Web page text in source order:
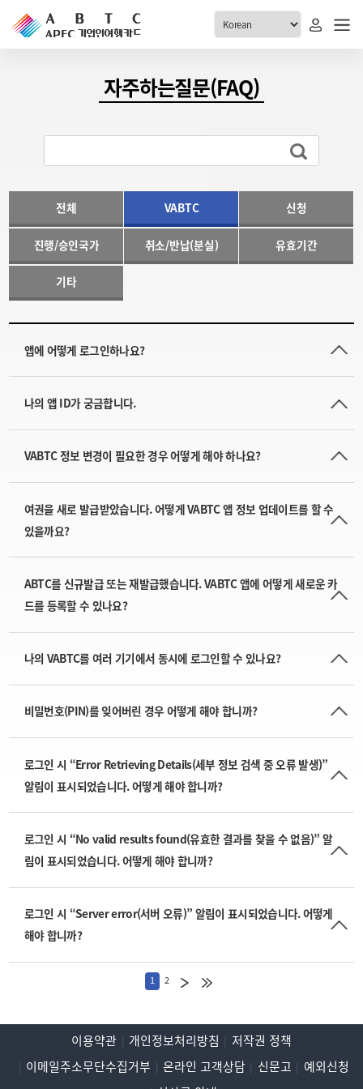
ABTC 전체메뉴
발급 자격요건
신규발급 안내
재발급 안내
취소/반납 안내
취소
고객센터
공지사항
자주하는질문(FAQ)
전체 VABTC 신청
진행/승인국가 취소/반납(분실) 유효기간
기타
앱에 어떻게 로그인하나요?
나의 앱 ID가 궁금합니다.
VABTC 정보 변경이 필요한 경우 어떻게 해야 하나요?
여권을 새로 발급받았습니다. 어떻게 VABTC 앱 정보 업데이트를 할 수
있을까요?
ABTC를 신규발급 또는 재발급했습니다. VABTC 앱에 어떻게 새로운 카
드를 등록할 수 있나요?
나의 VABTC를 여러 기기에서 동시에 로그인할 수 있나요?
비밀번호(PIN)를 잊어버린 경우 어떻게 해야 합니까?
로그인 시 “Error Retrieving Details(세부 정보 검색 중 오류 발생)”
알림이 표시되었습니다. 어떻게 해야 합니까?
로그인 시 “No valid results found(유효한 결과를 찾을 수 없음)” 알
림이 표시되었습니다. 어떻게 해야 합니까?
로그인 시 “Server error(서버 오류)” 알림이 표시되었습니다. 어떻게
해야 합니까?
1 2
이용약관 개인정보처리방침
저작권 정책
이메일주소무단수집거부
온라인 고객상담 신문고
예외신청